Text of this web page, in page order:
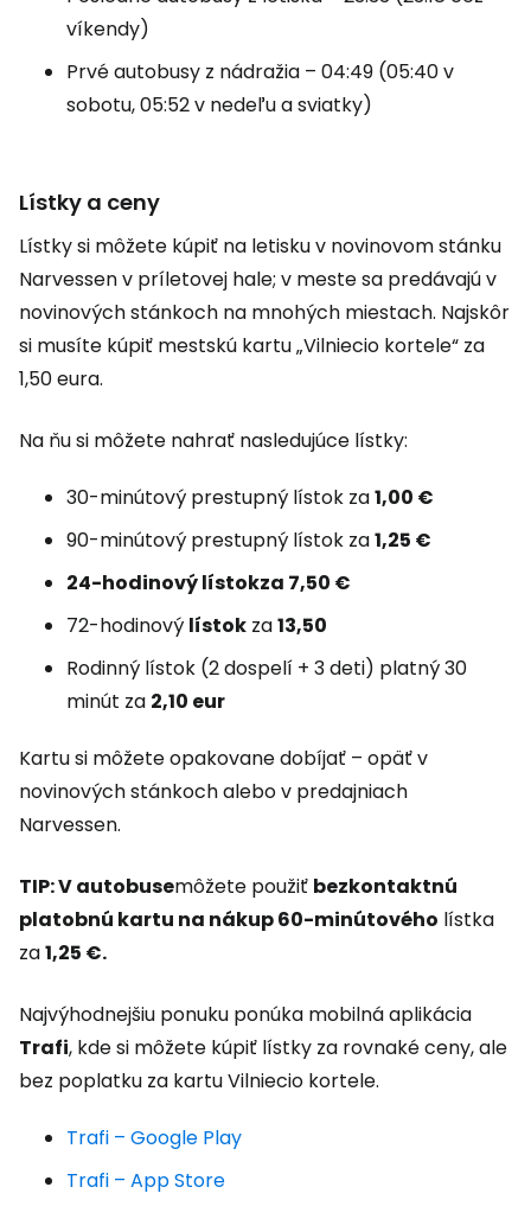
víkendy)
Prvé autobusy z nádražia – 04:49 (05:40 v
sobotu, 05:52 v nedeľu a sviatky)
Lístky a ceny
Lístky si môžete kúpiť na letisku v novinovom stánku
Narvessen v príletovej hale; v meste sa predávajú v
novinových stánkoch na mnohých miestach. Najskôr
si musíte kúpiť mestskú kartu „Vilniecio kortele“ za
1,50 eura.
Na ňu si môžete nahrať nasledujúce lístky:
30-minútový prestupný lístok za1,00 €
90-minútový prestupný lístok za1,25 €
24-hodinový lístokza 7,50 €
72-hodinový lístok za13,50
Rodinný lístok (2 dospelí + 3 deti) platný 30
minút za 2,10 eur
Kartu si môžete opakovane dobíjať – opäť v
novinových stánkoch alebo v predajniach
Narvessen.
TIP: V autobusemôžete použiť bezkontaktnú
platobnú kartu na nákup60-minútového lístka
za1,25 €.
Najvýhodnejšiu ponuku ponúka mobilná aplikácia
Trafi, kde si môžete kúpiť lístky za rovnaké ceny, ale
bez poplatku za kartu Vilniecio kortele.
Trafi – Google Play
Trafi – App Store